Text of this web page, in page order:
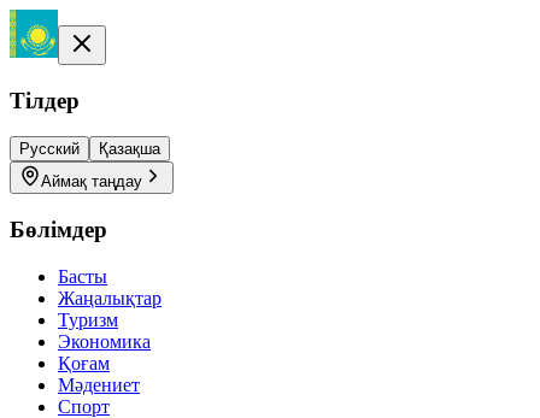
Тілдер
Русский
Қазақша
Аймақ таңдау
Бөлімдер
Басты
Жаңалықтар
Туризм
Экономика
Қоғам
Мәдениет
Спорт